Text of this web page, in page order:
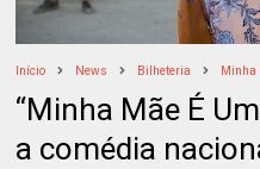
Início News Bilheteria Minha
“Minha Mãe É
a comédia